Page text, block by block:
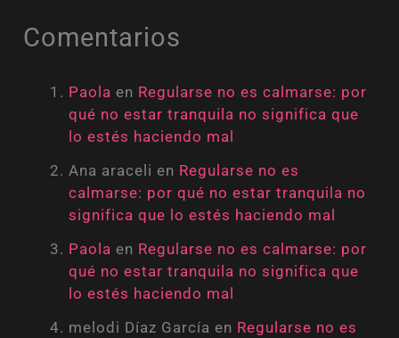
Comentarios
Paola en Regularse no es calmarse: por
qué no estar tranquila no significa que
lo estés haciendo mal
Ana araceli en Regularse no es
calmarse: por qué no estar tranquila no
significa que lo estés haciendo mal
Paola en Regularse no es calmarse: por
qué no estar tranquila no significa que
lo estés haciendo mal
melodi Díaz García en Regularse no es